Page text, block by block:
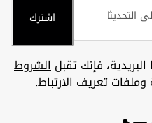
اشترك
فإنك تقبلالشروط
تعريف الارتباط.